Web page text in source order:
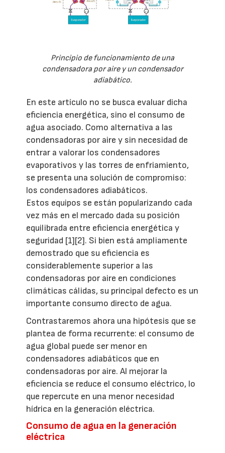
Principio de funcionamiento de una
condensadora por aire y un condensador
adiabático.
En este artículo no se busca evaluar dicha
eficiencia energética, sino el consumo de
agua asociado. Como alternativa a las
condensadoras por aire y sin necesidad de
entrar a valorar los condensadores
evaporativos y las torres de enfriamiento,
se presenta una solución de compromiso:
los condensadores adiabáticos.
Estos equipos se están popularizando cada
vez más en el mercado dada su posición
equilibrada entre eficiencia energética y
seguridad [1][2]. Si bien está ampliamente
demostrado que su eficiencia es
considerablemente superior a las
condensadoras por aire en condiciones
climáticas cálidas, su principal defecto es un
importante consumo directo de agua.
Contrastaremos ahora una hipótesis que se
plantea de forma recurrente: el consumo de
agua global puede ser menor en
condensadores adiabáticos que en
condensadoras por aire. Al mejorar la
eficiencia se reduce el consumo eléctrico, lo
que repercute en una menor necesidad
hídrica en la generación eléctrica.
Consumo de agua en la generación
eléctrica